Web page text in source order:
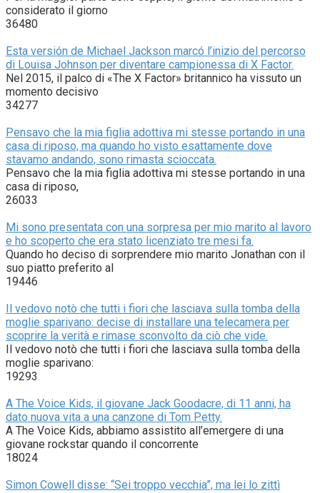
considerato il giorno
36480
Esta versión de Michael Jackson marcó l’inizio del percorso
di Louisa Johnson per diventare campionessa di X Factor.
Nel 2015, il palco di «The X Factor» britannico ha vissuto un
momento decisivo
34277
Pensavo che la mia figlia adottiva mi stesse portando in una
casa di riposo, ma quando ho visto esattamente dove
stavamo andando, sono rimasta scioccata.
Pensavo che la mia figlia adottiva mi stesse portando in una
casa di riposo,
26033
Mi sono presentata con una sorpresa per mio marito al lavoro
e ho scoperto che era stato licenziato tre mesi fa.
Quando ho deciso di sorprendere mio marito Jonathan con il
suo piatto preferito al
19446
Il vedovo notò che tutti i fiori che lasciava sulla tomba della
moglie sparivano: decise di installare una telecamera per
scoprire la verità e rimase sconvolto da ciò che vide.
Il vedovo notò che tutti i fiori che lasciava sulla tomba della
moglie sparivano:
19293
A The Voice Kids, il giovane Jack Goodacre, di 11 anni, ha
dato nuova vita a una canzone di Tom Petty.
A The Voice Kids, abbiamo assistito all’emergere di una
giovane rockstar quando il concorrente
18024
Simon Cowell disse: “Sei troppo vecchia”, ma lei lo zittì